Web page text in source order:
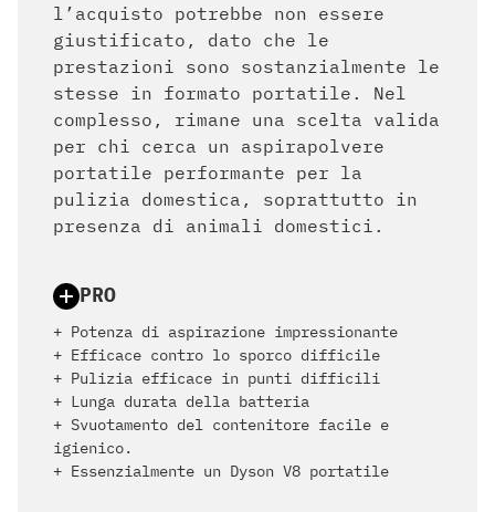
l’acquisto potrebbe non essere
giustificato, dato che le
prestazioni sono sostanzialmente le
stesse in formato portatile. Nel
complesso, rimane una scelta valida
per chi cerca un aspirapolvere
portatile performante per la
pulizia domestica, soprattutto in
presenza di animali domestici.
PRO
+ Potenza di aspirazione impressionante
+ Efficace contro lo sporco difficile
+ Pulizia efficace in punti difficili
+ Lunga durata della batteria
+ Svuotamento del contenitore facile e
igienico.
+ Essenzialmente un Dyson V8 portatile